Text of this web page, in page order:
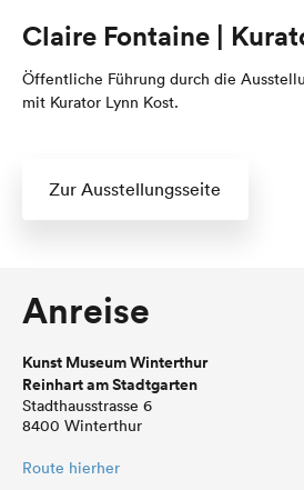
Claire Fontaine |
Öffentliche Führung durch die
mit Kurator Lynn Kost.
Zur Ausstellungsseite
Anreise
Kunst Museum Winterthur
Reinhart am Stadtgarten
Stadthausstrasse 6
8400 Winterthur
Route hierher